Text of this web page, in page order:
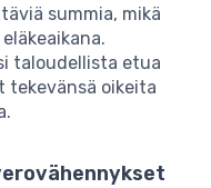
summia, mikä
taloudellista etua
tekevänsä oikeita